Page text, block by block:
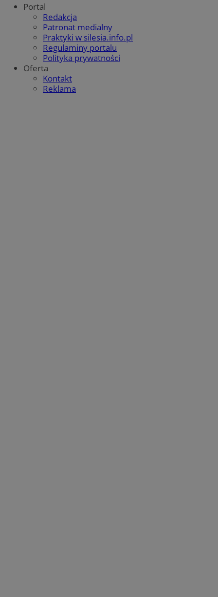
Portal
Redakcja
Patronat medialny
Praktyki w silesia.info.pl
Regulaminy portalu
Polityka prywatności
Oferta
Kontakt
Reklama